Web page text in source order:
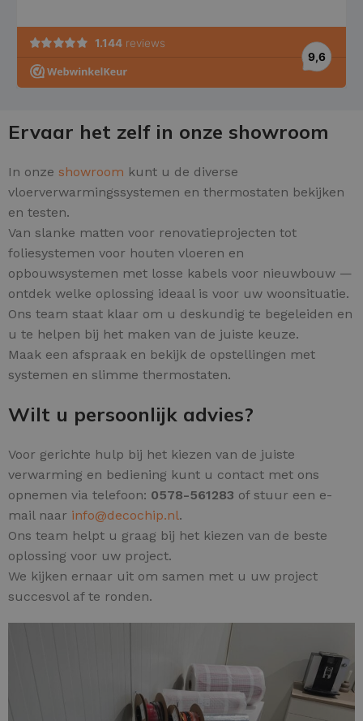
Ervaar het zelf in onze showroom
In onze showroom kunt u de diverse
vloerverwarmingssystemen en thermostaten bekijken
en testen.
Van slanke matten voor renovatieprojecten tot
foliesystemen voor houten vloeren en
opbouwsystemen met losse kabels voor nieuwbouw —
ontdek welke oplossing ideaal is voor uw woonsituatie.
Ons team staat klaar om u deskundig te begeleiden en
u te helpen bij het maken van de juiste keuze.
Maak een afspraak en bekijk de opstellingen met
systemen en slimme thermostaten.
Wilt u persoonlijk advies?
Voor gerichte hulp bij het kiezen van de juiste
verwarming en bediening kunt u contact met ons
opnemen via telefoon: 0578-561283 of stuur een e-
mail naar info@decochip.nl.
Ons team helpt u graag bij het kiezen van de beste
oplossing voor uw project.
We kijken ernaar uit om samen met u uw project
succesvol af te ronden.